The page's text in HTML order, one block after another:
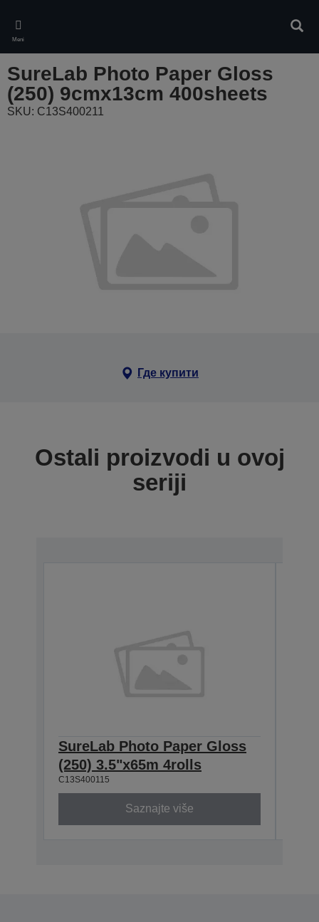
main
content
Meni
SureLab Photo Paper Gloss
(250) 9cmx13cm 400sheets
SKU: C13S400211
Где купити
Ostali proizvodi u ovoj
seriji
SureLab Photo Paper Gloss
(250) 3.5"x65m 4rolls
C13S400115
Saznajte više